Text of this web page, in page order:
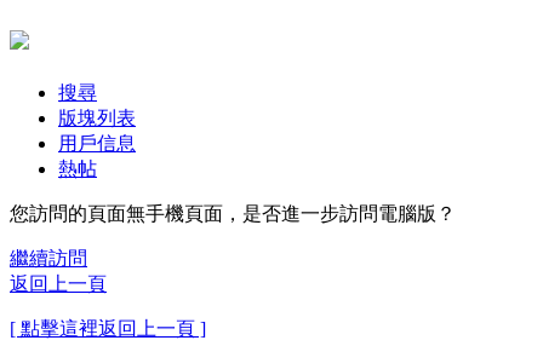
搜尋
版塊列表
用戶信息
熱帖
您訪問的頁面無手機頁面，是否進一步訪問電腦版？
繼續訪問
返回上一頁
[ 點擊這裡返回上一頁 ]